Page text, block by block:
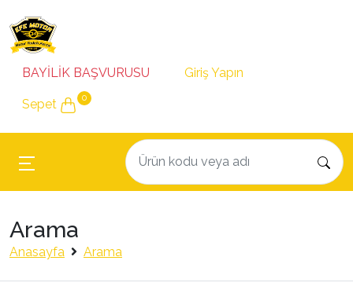
BAYİLİK BAŞVURUSU Giriş Yapın
Sepet 0
Arama
Anasayfa Arama